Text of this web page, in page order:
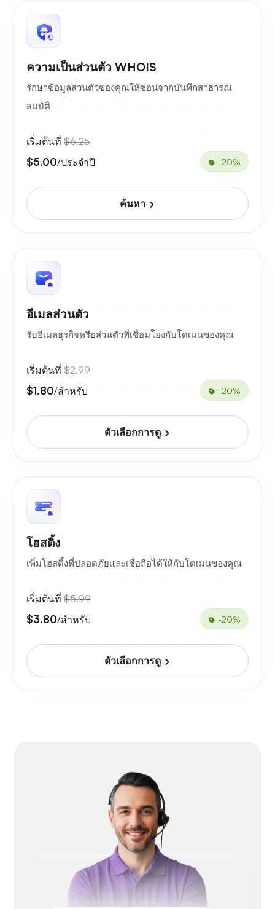
ความเป็นส่วนตัว WHOIS
รักษาข้อมูลส่วนตัวของคุณให้ซ่อนจากบันทึกสาธารณ
สมบัติ
เริ่มต้นที่ $6.25
$5.00/ประจำปี -20%
ค้นหา
อีเมลส่วนตัว
รับอีเมลธุรกิจหรือส่วนตัวที่เชื่อมโยงกับโดเมนของคุณ
เริ่มต้นที่ $2.99
$1.80/สำหรับ -20%
ตัวเลือกการดู
โฮสติ้ง
เพิ่มโฮสติ้งที่ปลอดภัยและเชื่อถือได้ให้กับโดเมนของคุณ
เริ่มต้นที่ $5.99
$3.80/สำหรับ -20%
ตัวเลือกการดู